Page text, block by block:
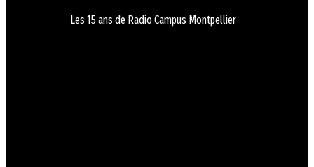
Les 15 ans de Radio Campus Montpellier